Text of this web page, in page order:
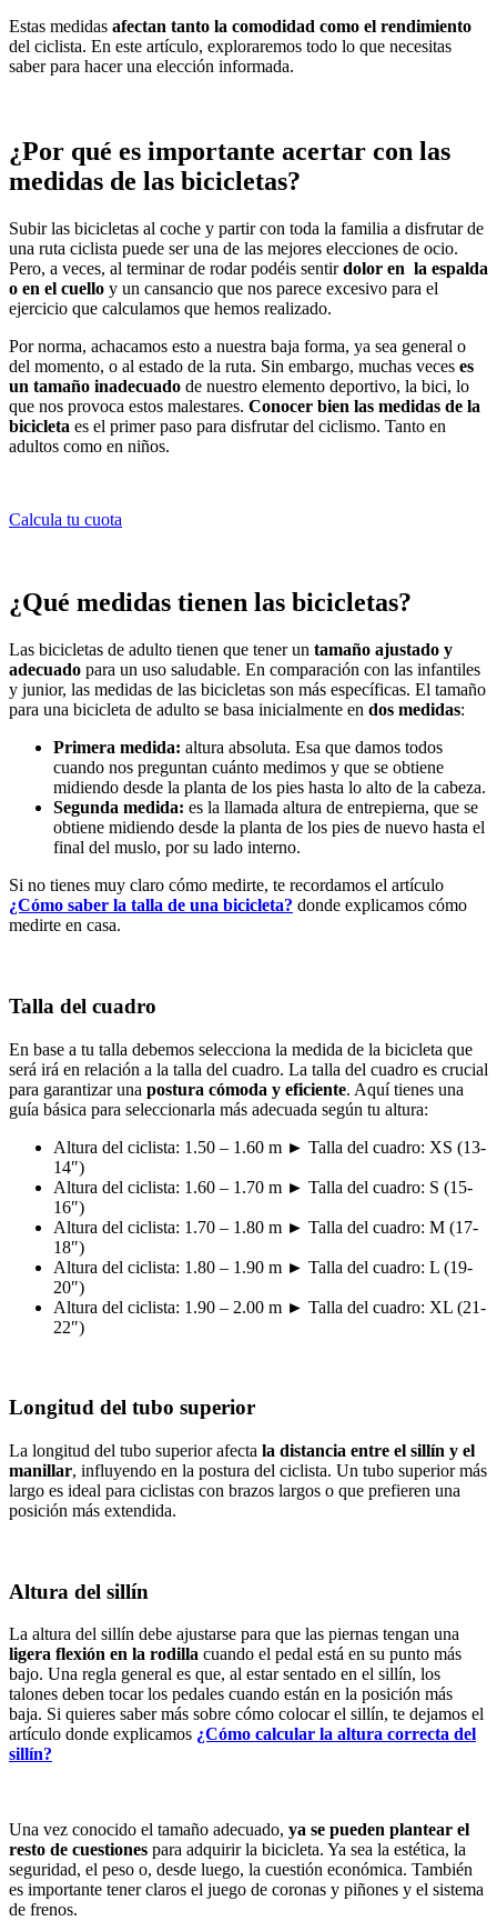
Estas medidas afectan tanto la comodidad como el rendimiento
del ciclista. En este artículo, exploraremos todo lo que necesitas
saber para hacer una elección informada.
¿Por qué es importante acertar con las
medidas de las bicicletas?
Subir las bicicletas al coche y partir con toda la familia a disfrutar de
una ruta ciclista puede ser una de las mejores elecciones de ocio.
Pero, a veces, al terminar de rodar podéis sentirdolor en la espalda
o en el cuello y un cansancio que nos parece excesivo para el
ejercicio que calculamos que hemos realizado.
Por norma, achacamos esto a nuestra baja forma, ya sea general o
del momento, o al estado de la ruta. Sin embargo, muchas veces es
un tamaño inadecuado de nuestro elemento deportivo, la bici, lo
que nos provoca estos malestares. Conocer bien las medidas de la
bicicleta es el primer paso para disfrutar del ciclismo. Tanto en
adultos como en niños.
Calcula tu cuota
¿Qué medidas tienen las bicicletas?
Las bicicletas de adulto tienen que tener un tamaño ajustado y
adecuado para un uso saludable. En comparación con las infantiles
y junior, las medidas de las bicicletas son más específicas. El tamaño
para una bicicleta de adulto se basa inicialmente en dos medidas:
Primera medida: altura absoluta. Esa que damos todos
cuando nos preguntan cuánto medimos y que se obtiene
midiendo desde la planta de los pies hasta lo alto de la cabeza.
Segunda medida: es la llamada altura de entrepierna, que se
obtiene midiendo desde la planta de los pies de nuevo hasta el
final del muslo, por su lado interno.
Si no tienes muy claro cómo medirte, te recordamos el artículo
¿Cómo saber la talla de una bicicleta? donde explicamos cómo
medirte en casa.
Talla del cuadro
En base a tu talla debemos selecciona la medida de la bicicleta que
será irá en relación a la talla del cuadro. La talla del cuadro es crucial
para garantizar una postura cómoda y eficiente. Aquí tienes una
guía básica para seleccionarla más adecuada según tu altura:
Altura del ciclista: 1.50 – 1.60 m ► Talla del cuadro: XS (13-
14″)
Altura del ciclista: 1.60 – 1.70 m ► Talla del cuadro: S (15-
16″)
Altura del ciclista: 1.70 – 1.80 m ► Talla del cuadro: M (17-
18″)
Altura del ciclista: 1.80 – 1.90 m ► Talla del cuadro: L (19-
20″)
Altura del ciclista: 1.90 – 2.00 m ► Talla del cuadro: XL (21-
22″)
Longitud del tubo superior
La longitud del tubo superior afecta la distancia entre el sillín y el
manillar, influyendo en la postura del ciclista. Un tubo superior más
largo es ideal para ciclistas con brazos largos o que prefieren una
posición más extendida.
Altura del sillín
La altura del sillín debe ajustarse para que las piernas tengan una
ligera flexión en la rodilla cuando el pedal está en su punto más
bajo. Una regla general es que, al estar sentado en el sillín, los
talones deben tocar los pedales cuando están en la posición más
baja. Si quieres saber más sobre cómo colocar el sillín, te dejamos el
artículo donde explicamos ¿Cómo calcular la altura correcta del
sillín?
Una vez conocido el tamaño adecuado, ya se pueden plantear el
resto de cuestiones para adquirir la bicicleta. Ya sea la estética, la
seguridad, el peso o, desde luego, la cuestión económica. También
es importante tener claros el juego de coronas y piñones y el sistema
de frenos.